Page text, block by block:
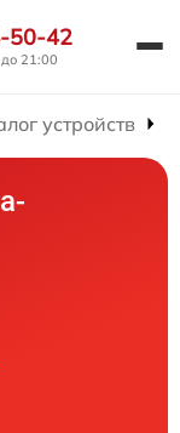
50-42
21:00
устройств